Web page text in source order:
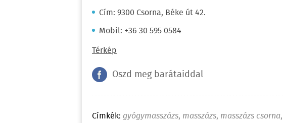
Cím: 9300 Csorna, Béke út 42.
Mobil: +36 30 595 0584
Térkép
Oszd meg barátaiddal
Címkék: gyógymasszázs, masszázs, masszázs csorna,